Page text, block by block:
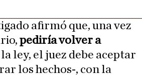
afirmó que, una vez
pediría volver a
ley, el juez debe aceptar
los hechos-, con la